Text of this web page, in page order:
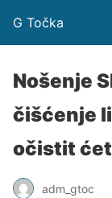
G Točka
Nošenje
čišćenje
očistit
adm_gtoc